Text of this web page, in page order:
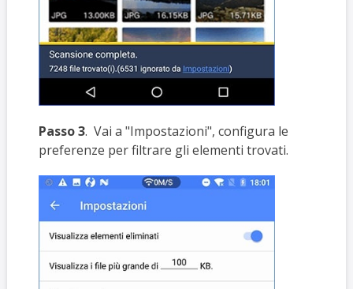
Passo 3. Vai a "Impostazioni", configura le
preferenze per filtrare gli elementi trovati.